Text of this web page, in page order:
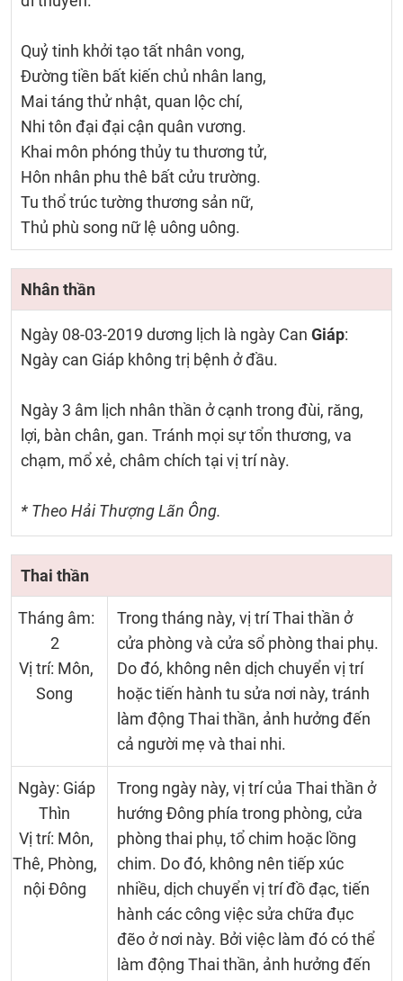
Quỷ tinh khởi tạo tất nhân vong,
Đường tiền bất kiến chủ nhân lang,
Mai táng thử nhật, quan lộc chí,
Nhi tôn đại đại cận quân vương.
Khai môn phóng thủy tu thương tử,
Hôn nhân phu thê bất cửu trường.
Tu thổ trúc tường thương sản nữ,
Thủ phù song nữ lệ uông uông.
Nhân thần
Ngày 08-03-2019 dương lịch là ngày Can Giáp:
Ngày can Giáp không trị bệnh ở đầu.
Ngày 3 âm lịch nhân thần ở cạnh trong đùi, răng,
lợi, bàn chân, gan. Tránh mọi sự tổn thương, va
chạm, mổ xẻ, châm chích tại vị trí này.
* Theo Hải Thượng Lãn Ông.
Thai thần
Tháng âm:
2
Vị trí: Môn,
Song
Trong tháng này, vị trí Thai thần ở
cửa phòng và cửa sổ phòng thai phụ.
Do đó, không nên dịch chuyển vị trí
hoặc tiến hành tu sửa nơi này, tránh
làm động Thai thần, ảnh hưởng đến
cả người mẹ và thai nhi.
Ngày: Giáp
Thìn
Vị trí: Môn,
Thê, Phòng,
nội Đông
Trong ngày này, vị trí của Thai thần ở
hướng Đông phía trong phòng, cửa
phòng thai phụ, tổ chim hoặc lồng
chim. Do đó, không nên tiếp xúc
nhiều, dịch chuyển vị trí đồ đạc, tiến
hành các công việc sửa chữa đục
đẽo ở nơi này. Bởi việc làm đó có thể
làm động Thai thần, ảnh hưởng đến